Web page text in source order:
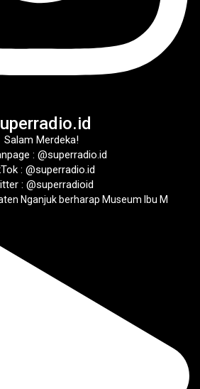
Salam Merdeka!
: @superradio.id
: @superradio.id
: @superradioid
Nganjuk berharap Museum Ibu M